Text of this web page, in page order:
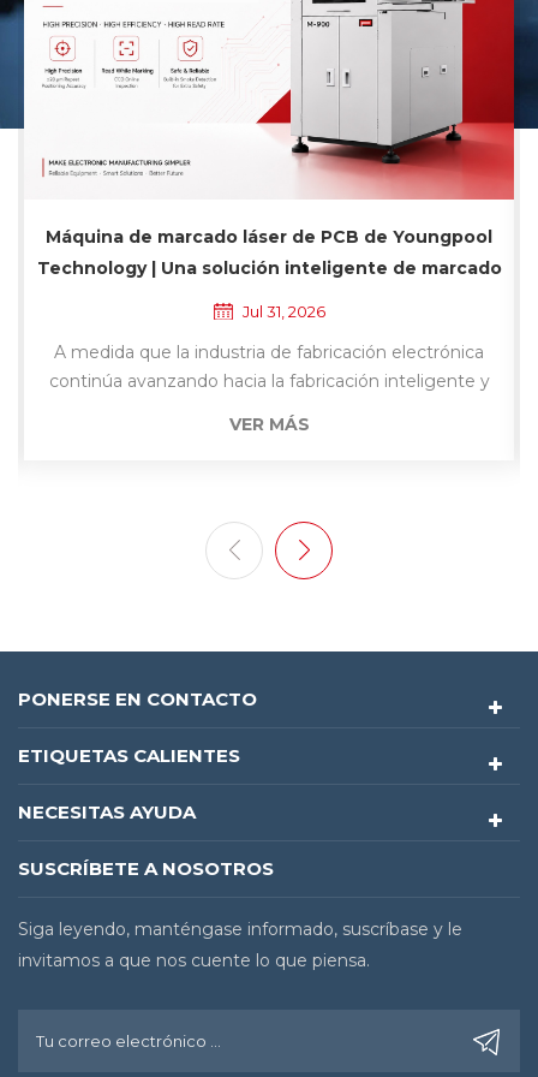
Máquina de limpieza ultrasónica en seco de
Youngpool Technology | Una solución sin
contacto para la limpieza de superficies de PCB
Jul 30, 2026
A medida que los productos electrónicos continúan
evolucionando hacia una mayor densidad y una mayor
precisión, la limpieza superficial de las PCB se ha
conformado, inspección o ensamblaje final, los
contaminantes como el polvo y los residuos en la
superficie de la PCB pueden afectar negativamente la
de un número cada vez mayor de fabricantes de
PCB de tipo contacto con sistemas de rodillos Los
limitaciones al trabajar con estructuras complejas
superficies escalonadas, áreas cóncavas y otras
completamente mediante métodos de contacto
como la limpieza con rodillos, que puede dejar ciertas
superficial, la descarga electrostática (ESD) y el riesgo
VER MÁS
PONERSE EN CONTACTO
ETIQUETAS CALIENTES
NECESITAS AYUDA
SUSCRÍBETE A NOSOTROS
Siga leyendo, manténgase informado, suscríbase y le
invitamos a que nos cuente lo que piensa.